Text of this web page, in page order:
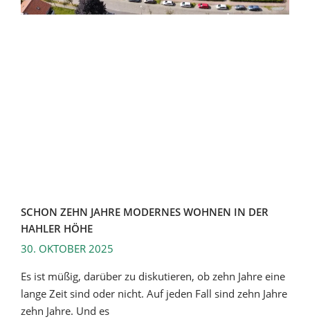
SCHON ZEHN JAHRE MODERNES WOHNEN IN DER
HAHLER HÖHE
30. OKTOBER 2025
Es ist müßig, darüber zu diskutieren, ob zehn Jahre eine
lange Zeit sind oder nicht. Auf jeden Fall sind zehn Jahre
zehn Jahre. Und es